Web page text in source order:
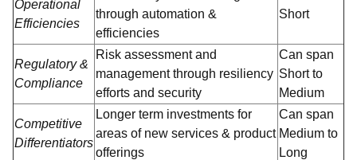
Operational
Efficiencies
through automation &
efficiencies
Short
Regulatory &
Compliance
Risk assessment and
management through resiliency
efforts and security
Can span
Short to
Medium
Competitive
Differentiators
Longer term investments for
areas of new services & product
offerings
Can span
Medium to
Long